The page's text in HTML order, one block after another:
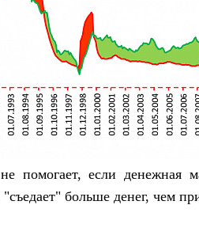
помогает, если денежная
больше денег, чем